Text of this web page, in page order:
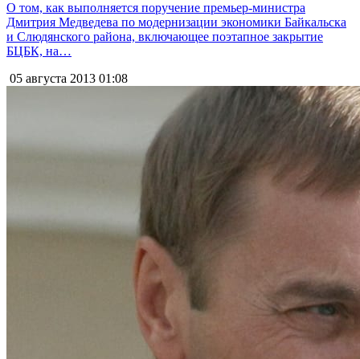
О том, как выполняется поручение премьер-министра
Дмитрия Медведева по модернизации экономики Байкальска
и Слюдянского района, включающее поэтапное закрытие
БЦБК, на…
05 августа 2013 01:08